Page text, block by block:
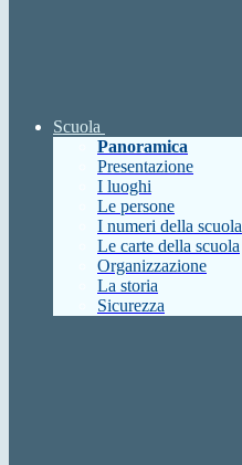
Scuola
Panoramica
Presentazione
I luoghi
Le persone
I numeri della scuola
Le carte della scuola
Organizzazione
La storia
Sicurezza